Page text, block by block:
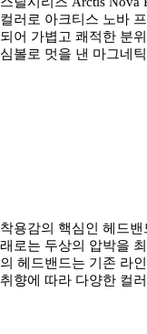
컬러로 아크티스 노바
되어 가볍고 쾌적한 분
심볼로 멋을 낸 마그네
착용감의 핵심인 헤드
래로는 두상의 압박을
의 헤드밴드는 기존 라
취향에 따라 다양한 컬